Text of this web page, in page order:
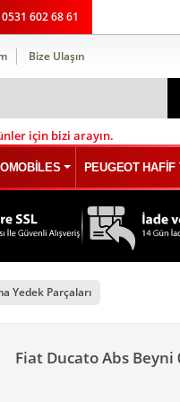
0531 602 68 61
Bize Ulaşın
için bizi arayın.
PEUGEOT HAFİF
Yedek Parçaları
Fiat Ducato Abs Beyni